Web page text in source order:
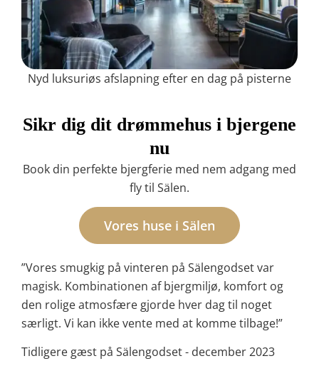
Nyd luksuriøs afslapning efter en dag på pisterne
Sikr dig dit drømmehus i bjergene
nu
Book din perfekte bjergferie med nem adgang med
fly til Sälen.
Vores huse i Sälen
”Vores smugkig på vinteren på Sälengodset var
magisk. Kombinationen af bjergmiljø, komfort og
den rolige atmosfære gjorde hver dag til noget
særligt. Vi kan ikke vente med at komme tilbage!”
Tidligere gæst på Sälengodset - december 2023